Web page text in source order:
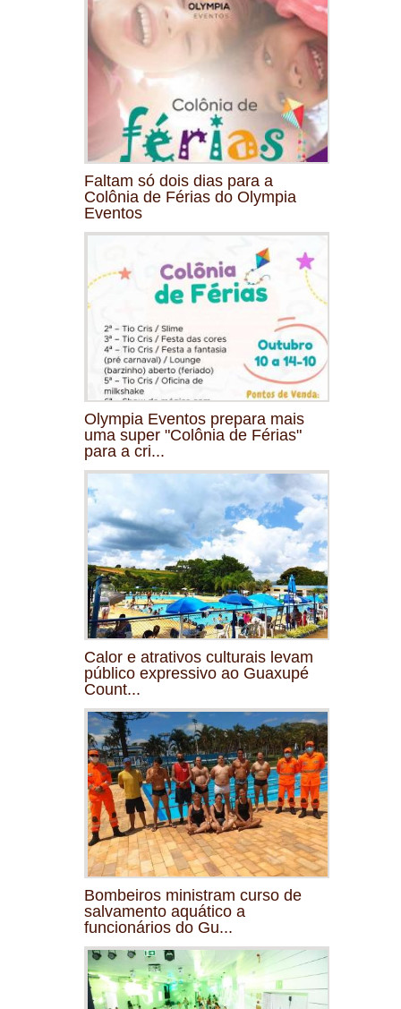
Faltam só dois dias para a
Colônia de Férias do Olympia
Eventos
Olympia Eventos prepara mais
uma super "Colônia de Férias"
para a cri...
Calor e atrativos culturais levam
público expressivo ao Guaxupé
Count...
Bombeiros ministram curso de
salvamento aquático a
funcionários do Gu...